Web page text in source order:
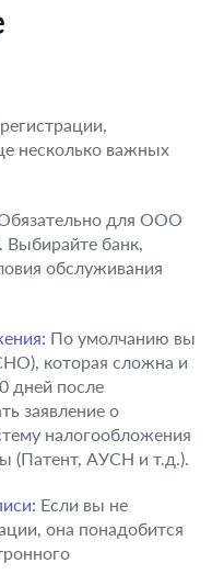
несколько важных
для ООО
банк,
обслуживания
По умолчанию вы
которая сложна и
дней после
заявление о
налогообложения
(Патент, АУСН и т.д.).
Если вы не
она понадобится